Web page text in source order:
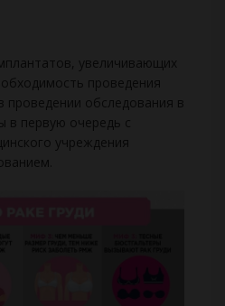
увеличивающих
проведения
проведении обследования в
в первую очередь с
учреждения